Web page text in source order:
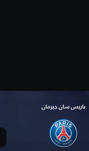
باريس سان جيرمان